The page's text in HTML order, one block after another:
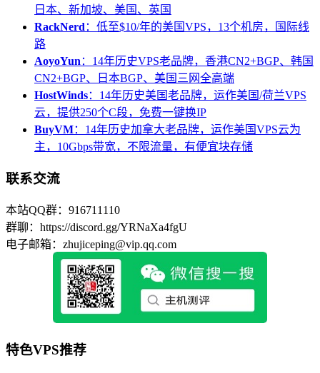
日本、新加坡、美国、英国
RackNerd ：低至$10/年的美国VPS，13个机房，国际线
路
AoyoYun ：14年历史VPS老品牌，香港CN2+BGP、韩国
CN2+BGP、日本BGP、美国三网全高端
HostWinds：14年历史美国老品牌，运作美国/荷兰VPS
云，提供250个C段，免费一键换IP
BuyVM：14年历史加拿大老品牌，运作美国VPS云为
主，10Gbps带宽，不限流量，有便宜块存储
联系交流
本站QQ群：916711110
群聊：https://discord.gg/YRNaXa4fgU
电子邮箱：zhujiceping@vip.qq.com
特色VPS推荐